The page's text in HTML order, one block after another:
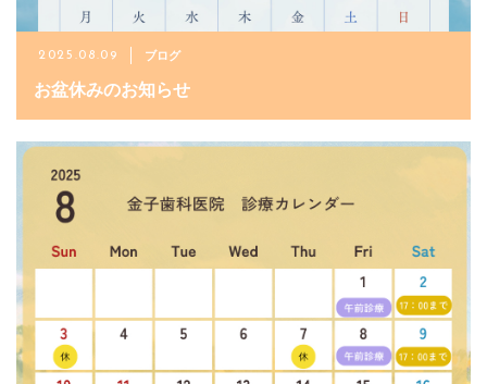
2025.08.09 ブログ
お盆休みのお知らせ